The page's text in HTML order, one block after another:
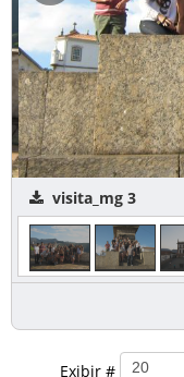
visita_mg 3
Exibir #